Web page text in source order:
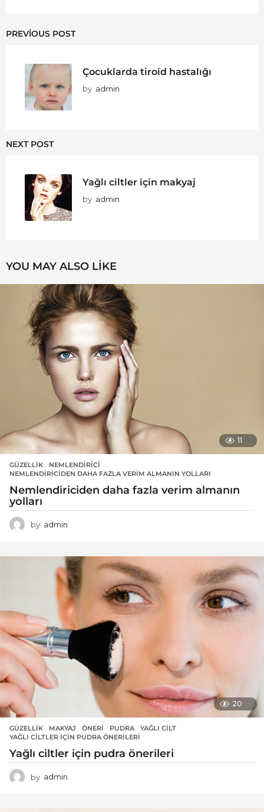
PREVIOUS POST
Çocuklarda tiroid hastalığı
by admin
NEXT POST
Yağlı ciltler için makyaj
by admin
YOU MAY ALSO LIKE
11
GÜZELLIK NEMLENDIRICI
NEMLENDIRICIDEN DAHA FAZLA VERIM ALMANIN YOLLARI
Nemlendiriciden daha fazla verim almanın
yolları
by admin
20
GÜZELLIK MAKYAJ ,ÖNERI ,PUDRA ,YAĞLI CILT
YAĞLI CILTLER IÇIN PUDRA ÖNERILERI
Yağlı ciltler için pudra önerileri
by admin